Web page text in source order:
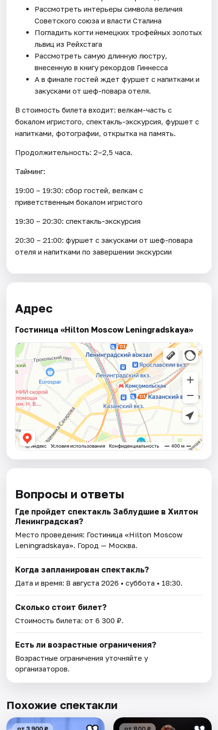
Рассмотреть интерьеры символа величия
Советского союза и власти Сталина
Погладить когти немецких трофейных золотых
львиц из Рейхстага
Рассмотреть самую длинную люстру,
внесенную в книгу рекордов Гиннесса
А в финале гостей ждет фуршет с напитками и
закусками от шеф-повара отеля.
В стоимость билета входит: велкам-часть с
бокалом игристого, спектакль-экскурсия, фуршет с
напитками, фотографии, открытка на память.
Продолжительность: 2–2,5 часа.
Тайминг:
19:00 – 19:30: сбор гостей, велкам с
приветственным бокалом игристого
19:30 – 20:30: спектакль-экскурсия
20:30 – 21:00: фуршет с закусками от шеф-повара
отеля и напитками по завершении экскурсии
Адрес
Гостиница «Hilton Moscow Leningradskaya»
Вопросы и ответы
Где пройдет спектакль Заблудшие в Хилтон
Ленинградская?
Место проведения: Гостиница «Hilton Moscow
Leningradskaya». Город — Москва.
Когда запланирован спектакль?
Дата и время:8 августа 2026 • суббота • 18:30.
Сколько стоит билет?
Стоимость билета: от 6 300 ₽.
Есть ли возрастные ограничения?
Возрастные ограничения уточняйте у
организаторов.
Похожие спектакли